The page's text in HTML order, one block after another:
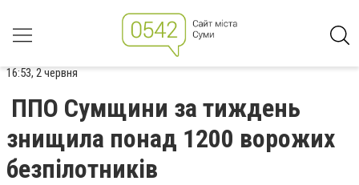
16:53, 2 червня
ППО Сумщини за тиждень
знищила понад 1200 ворожих
безпілотників